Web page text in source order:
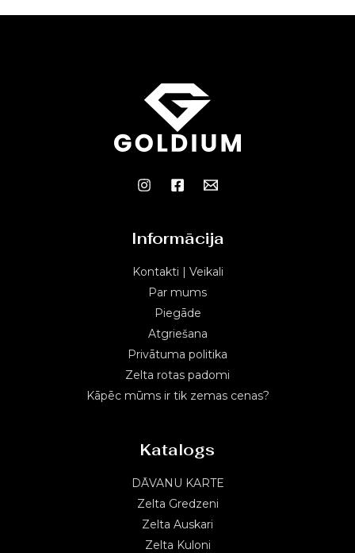
Informācija
Kontakti | Veikali
Par mums
Piegāde
Atgriešana
Privātuma politika
Zelta rotas padomi
Kāpēc mūms ir tik zemas cenas?
Katalogs
DĀVANU KARTE
Zelta Gredzeni
Zelta Auskari
Zelta Kuloni